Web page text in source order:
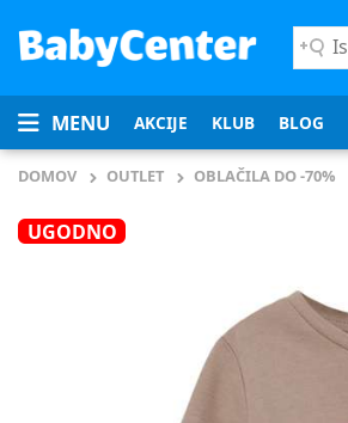
Iskanje
...
MENU AKCIJE KLUB BLOG
DOMOV OUTLET OBLAČILA DO -70%
UGODNO